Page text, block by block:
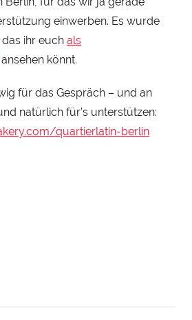
n
r
t
e
einwerben. Es wurde
ihr euch als
ansehen könnt.
für das Gespräch – und an
natürlich für’s unterstützen:
quartierlatin-berlin